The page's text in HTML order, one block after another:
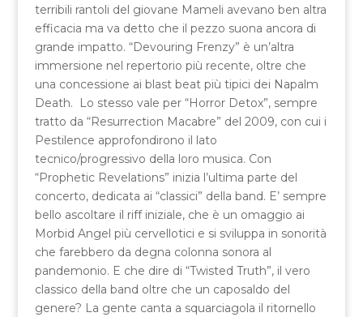
terribili rantoli del giovane Mameli avevano ben altra
efficacia ma va detto che il pezzo suona ancora di
grande impatto. “Devouring Frenzy” è un’altra
immersione nel repertorio più recente, oltre che
una concessione ai blast beat più tipici dei Napalm
Death. Lo stesso vale per “Horror Detox”, sempre
tratto da “Resurrection Macabre” del 2009, con cui i
Pestilence approfondirono il lato
tecnico/progressivo della loro musica. Con
“Prophetic Revelations” inizia l’ultima parte del
concerto, dedicata ai “classici” della band. E’ sempre
bello ascoltare il riff iniziale, che è un omaggio ai
Morbid Angel più cervellotici e si sviluppa in sonorità
che farebbero da degna colonna sonora al
pandemonio. E che dire di “Twisted Truth”, il vero
classico della band oltre che un caposaldo del
genere? La gente canta a squarciagola il ritornello